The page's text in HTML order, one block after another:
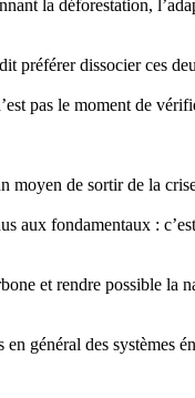
la déforestation,
préférer dissocier ces
pas le moment de
moyen de sortir de la
aux fondamentaux :
et rendre possible la
général des systèmes